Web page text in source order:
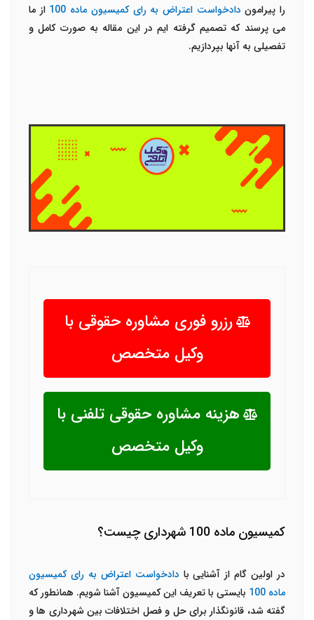
را پیرامون دادخواست اعتراض به رای کمیسیون ماده 100
از ما
می پرسند که تصمیم گرفته ایم در این مقاله به صورت کامل و
تفصیلی به آنها بپردازیم.
رزرو فوری مشاوره حقوقی با
وکیل متخصص
هزینه مشاوره حقوقی تلفنی با
وکیل متخصص
کمیسیون ماده 100 شهرداری چیست؟
در اولین گام از آشنایی با دادخواست اعتراض به رای کمیسیون
ماده 100
بایستی با تعریف این کمیسیون آشنا شویم. همانطور که
گفته شد، قانونگذار برای حل و فصل اختلافات بین شهرداری ها و